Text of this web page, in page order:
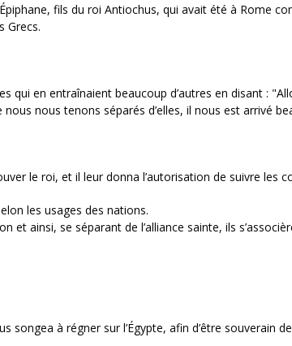
fils du roi Antiochus, qui avait été à Rome
Grecs.
qui en entraînaient beaucoup d’autres en disant :
nous tenons séparés d’elles, il nous est arrivé
le roi, et il leur donna l’autorisation de suivre les
les usages des nations.
et ainsi, se séparant de l’alliance sainte, ils
à régner sur l’Égypte, afin d’être souverain